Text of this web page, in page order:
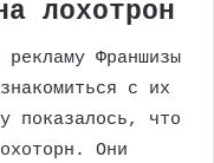
лохотрон
Франшизы
с их
показалось, что
Они